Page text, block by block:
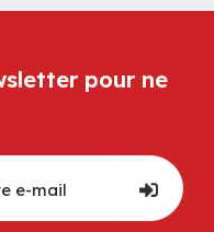
pour ne